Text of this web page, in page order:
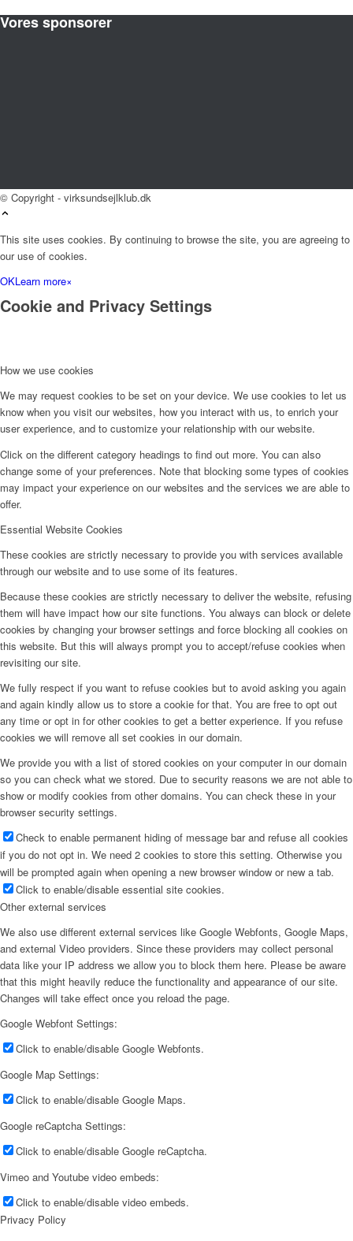
Vores sponsorer
© Copyright - virksundsejlklub.dk
This site uses cookies. By continuing to browse the site, you are agreeing to
our use of cookies.
OKLearn more×
Cookie and Privacy Settings
How we use cookies
We may request cookies to be set on your device. We use cookies to let us
know when you visit our websites, how you interact with us, to enrich your
user experience, and to customize your relationship with our website.
Click on the different category headings to find out more. You can also
change some of your preferences. Note that blocking some types of cookies
may impact your experience on our websites and the services we are able to
offer.
Essential Website Cookies
These cookies are strictly necessary to provide you with services available
through our website and to use some of its features.
Because these cookies are strictly necessary to deliver the website, refusing
them will have impact how our site functions. You always can block or delete
cookies by changing your browser settings and force blocking all cookies on
this website. But this will always prompt you to accept/refuse cookies when
revisiting our site.
We fully respect if you want to refuse cookies but to avoid asking you again
and again kindly allow us to store a cookie for that. You are free to opt out
any time or opt in for other cookies to get a better experience. If you refuse
cookies we will remove all set cookies in our domain.
We provide you with a list of stored cookies on your computer in our domain
so you can check what we stored. Due to security reasons we are not able to
show or modify cookies from other domains. You can check these in your
browser security settings.
Check to enable permanent hiding of message bar and refuse all cookies
if you do not opt in. We need 2 cookies to store this setting. Otherwise you
will be prompted again when opening a new browser window or new a tab.
Click to enable/disable essential site cookies.
Other external services
We also use different external services like Google Webfonts, Google Maps,
and external Video providers. Since these providers may collect personal
data like your IP address we allow you to block them here. Please be aware
that this might heavily reduce the functionality and appearance of our site.
Changes will take effect once you reload the page.
Google Webfont Settings:
Click to enable/disable Google Webfonts.
Google Map Settings:
Click to enable/disable Google Maps.
Google reCaptcha Settings:
Click to enable/disable Google reCaptcha.
Vimeo and Youtube video embeds:
Click to enable/disable video embeds.
Privacy Policy